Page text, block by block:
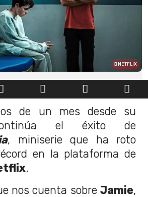
NETFLIX
de un mes desde su
el éxito de
, miniserie que ha roto
en la plataforma de
.
nos cuenta sobre Jamie,